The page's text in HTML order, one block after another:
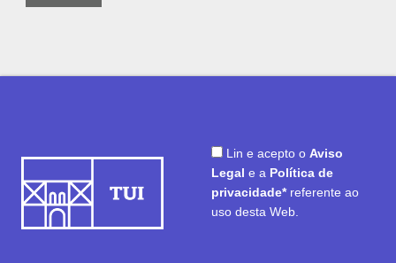
Lin e acepto o Aviso
Legal e a Política de
privacidade* referente ao
uso desta Web.